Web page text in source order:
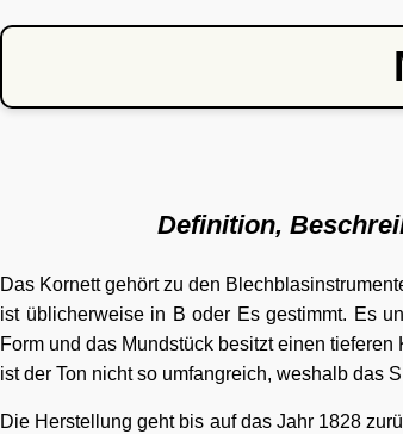
Definition,
Das Kornett gehört zu den
ist üblicherweise in B oder Es gestimmt. Es
Form und das Mundstück besitzt einen
ist der Ton nicht so umfangreich, weshalb das
Die Herstellung geht bis auf das Jahr 1828